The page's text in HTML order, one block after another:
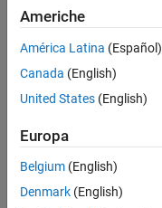
Americhe
América Latina (Español)
Canada (English)
United States (English)
Europa
Belgium (English)
Denmark (English)
Centro di fiducia